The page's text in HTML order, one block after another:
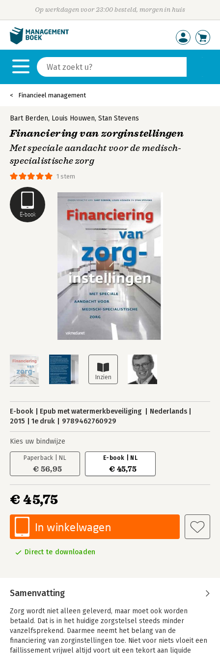
Op werkdagen voor 23:00 besteld, morgen in huis
Financieel management
E-book
1 stem
Bart Berden, Louis Houwen, Stan Stevens
Financiering van zorginstellingen
Met speciale aandacht voor de medisch-
specialistische zorg
E-book Epub met watermerkbeveiliging
Nederlands
2015
1e druk 9789462760929
Kies uw bindwijze
Paperback | NL
€ 56,95
E-book | NL
€ 45,75
€ 45,75
In winkelwagen
Direct te downloaden
Samenvatting
Zorg wordt niet alleen geleverd, maar moet ook worden
betaald. Dat is in het huidige zorgstelsel steeds minder
vanzelfsprekend. Daarmee neemt het belang van de
financiering van zorginstellingen toe. Niet voor niets vloeit een
faillissement vrijwel altijd voort uit een tekort aan liquide